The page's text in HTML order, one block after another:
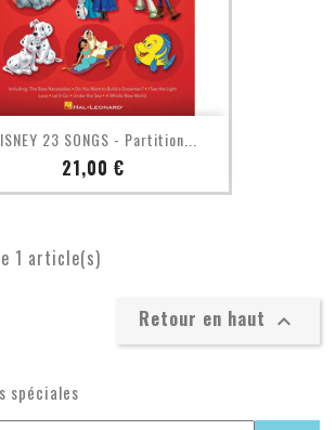
23 SONGS - Partition...
Prix
21,00 €
1 article(s)
Retour en haut 
spéciales